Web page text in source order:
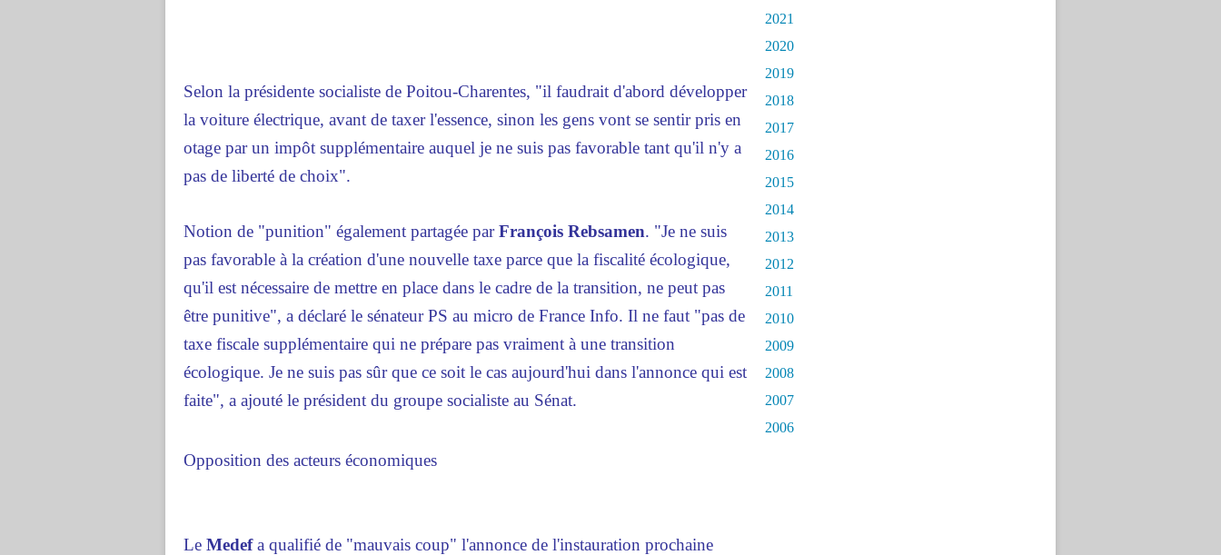
Selon la présidente socialiste de Poitou-Charentes, "il faudrait d'abord développer
la voiture électrique, avant de taxer l'essence, sinon les gens vont se sentir pris en
otage par un impôt supplémentaire auquel je ne suis pas favorable tant qu'il n'y a
pas de liberté de choix".
Notion de "punition" également partagée parFrançois Rebsamen. "Je ne suis
pas favorable à la création d'une nouvelle taxe parce que la fiscalité écologique,
qu'il est nécessaire de mettre en place dans le cadre de la transition, ne peut pas
être punitive", a déclaré le sénateur PS au micro de France Info. Il ne faut "pas de
taxe fiscale supplémentaire qui ne prépare pas vraiment à une transition
écologique. Je ne suis pas sûr que ce soit le cas aujourd'hui dans l'annonce qui est
faite", a ajouté le président du groupe socialiste au Sénat.
Opposition des acteurs économiques
Le Medefa qualifié de "mauvais coup" l'annonce de l'instauration prochaine
2021
2020
2019
2018
2017
2016
2015
2014
2013
2012
2011
2010
2009
2008
2007
2006